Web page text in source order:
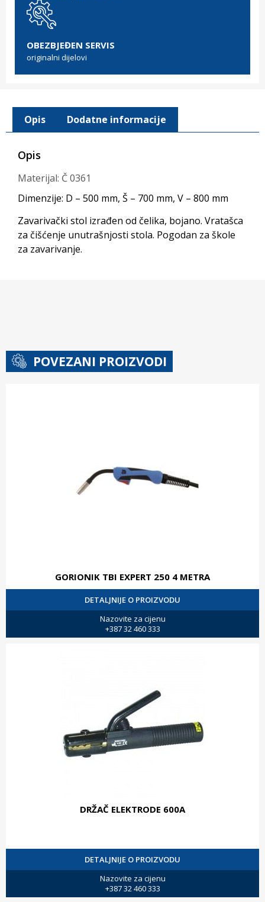
OBEZBJEĐEN SERVIS
originalni dijelovi
Opis Dodatne informacije
Opis
Materijal: Č 0361
Dimenzije: D – 500 mm, Š – 700 mm, V – 800 mm
Zavarivački stol izrađen od čelika, bojano. Vratašca
za čišćenje unutrašnjosti stola. Pogodan za škole
za zavarivanje.
POVEZANI PROIZVODI
GORIONIK TBI EXPERT 250 4 METRA
DETALJNIJE O PROIZVODU
Nazovite za cijenu
+387 32 460 333
DRŽAČ ELEKTRODE 600A
DETALJNIJE O PROIZVODU
Nazovite za cijenu
+387 32 460 333